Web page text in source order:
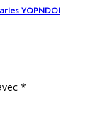
YOPNDOI
*